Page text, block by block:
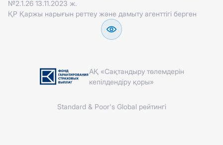
№2.1.26 13.11.2023 ж.
ҚР Қаржы нарығын реттеу және дамыту агенттігі берген
АҚ «Сақтандыру төлемдерін
кепілдендіру қоры»
Standard & Poor's Global рейтингі